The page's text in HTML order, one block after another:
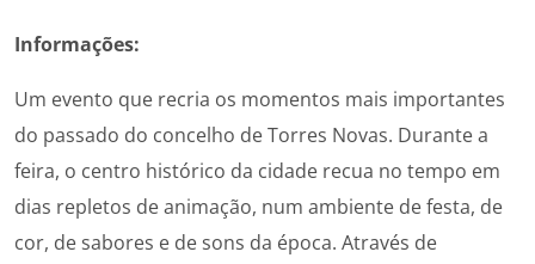
Informações:
Um evento que recria os momentos mais importantes
do passado do concelho de Torres Novas. Durante a
feira, o centro histórico da cidade recua no tempo em
dias repletos de animação, num ambiente de festa, de
cor, de sabores e de sons da época. Através de